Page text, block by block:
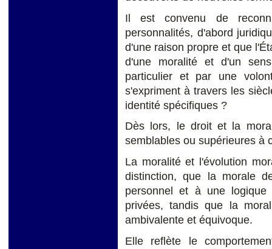
Il est convenu de
personnalités, d'abord
d'une raison propre et que
d'une moralité et d'un
particulier et par une
s'expriment à travers les
identité spécifiques ?
Dès lors, le droit et la
semblables ou supérieures à
La moralité et l'évolution
distinction, que la morale
personnel et à une logique
privées, tandis que la
ambivalente et équivoque.
Elle reflète le